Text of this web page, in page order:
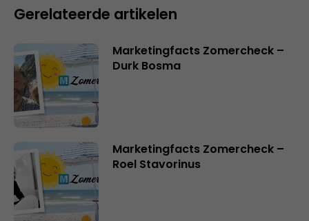
Gerelateerde artikelen
Marketingfacts Zomercheck –
Durk Bosma
Marketingfacts Zomercheck –
Roel Stavorinus